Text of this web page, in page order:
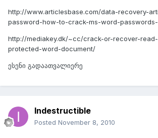
http://www.articlesbase.com/data-recovery-
password-how-to-crack-ms-word-passwords-
http://mediakey.dk/~cc/crack-or-recover-
protected-word-document/
ესენი გადაათვალიერე
Indestructible
Posted November 8, 2010